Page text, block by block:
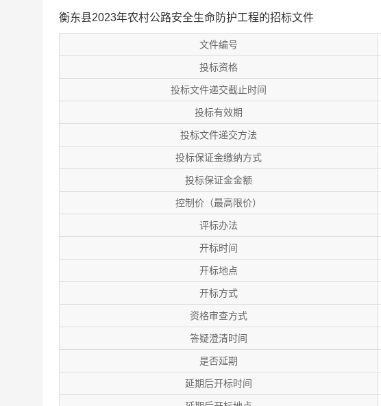
衡东县2023年农村公路安全生命防护工程的招标文件
文件编号
投标资格
投标文件递交截止时间
投标有效期
投标文件递交方法
投标保证金缴纳方式
投标保证金金额
控制价（最高限价）
评标办法
开标时间
开标地点
开标方式
资格审查方式
答疑澄清时间
是否延期
延期后开标时间